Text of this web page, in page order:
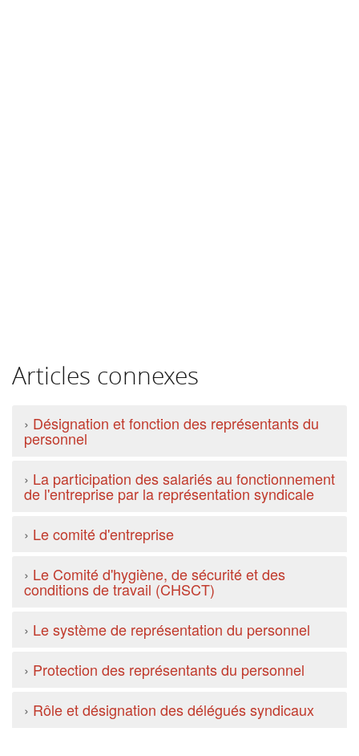
Articles connexes
› Désignation et fonction des représentants du
personnel
› La participation des salariés au fonctionnement
de l'entreprise par la représentation syndicale
› Le comité d'entreprise
› Le Comité d'hygiène, de sécurité et des
conditions de travail (CHSCT)
› Le système de représentation du personnel
› Protection des représentants du personnel
› Rôle et désignation des délégués syndicaux